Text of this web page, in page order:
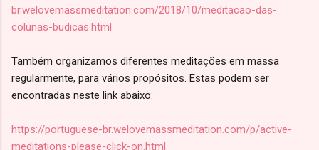
br.welovemassmeditation.com/2018/10/meditacao-das-
colunas-budicas.html
Também organizamos diferentes meditações em massa
regularmente, para vários propósitos. Estas podem ser
encontradas neste link abaixo:
https://portuguese-br.welovemassmeditation.com/p/active-
meditations-please-click-on.html